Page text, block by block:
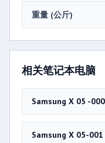
重量 (公斤)
相关笔记本电脑
Samsung X 05 -000
Samsung X 05-001